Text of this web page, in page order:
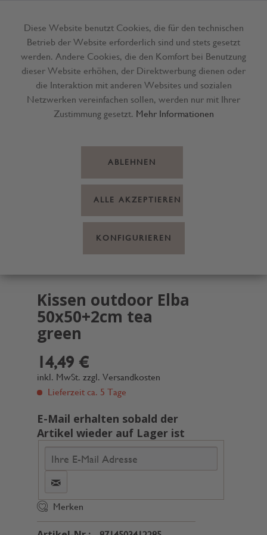
Menü
Dieser Artikel steht derzeit nicht
Kissen outdoor Elba
50x50+2cm tea
green
14,49 €
inkl. MwSt. zzgl. Versandkosten
Lieferzeit ca. 5 Tage
E-Mail erhalten sobald der
Artikel wieder auf Lager ist
Merken
Diese Website benutzt Cookies, die für den technischen
Betrieb der Website erforderlich sind und stets gesetzt
werden. Andere Cookies, die den Komfort bei Benutzung
dieser Website erhöhen, der Direktwerbung dienen oder
die Interaktion mit anderen Websites und sozialen
Netzwerken vereinfachen sollen, werden nur mit Ihrer
Zustimmung gesetzt. Mehr Informationen
ABLEHNEN
ALLE AKZEPTIEREN
KONFIGURIEREN